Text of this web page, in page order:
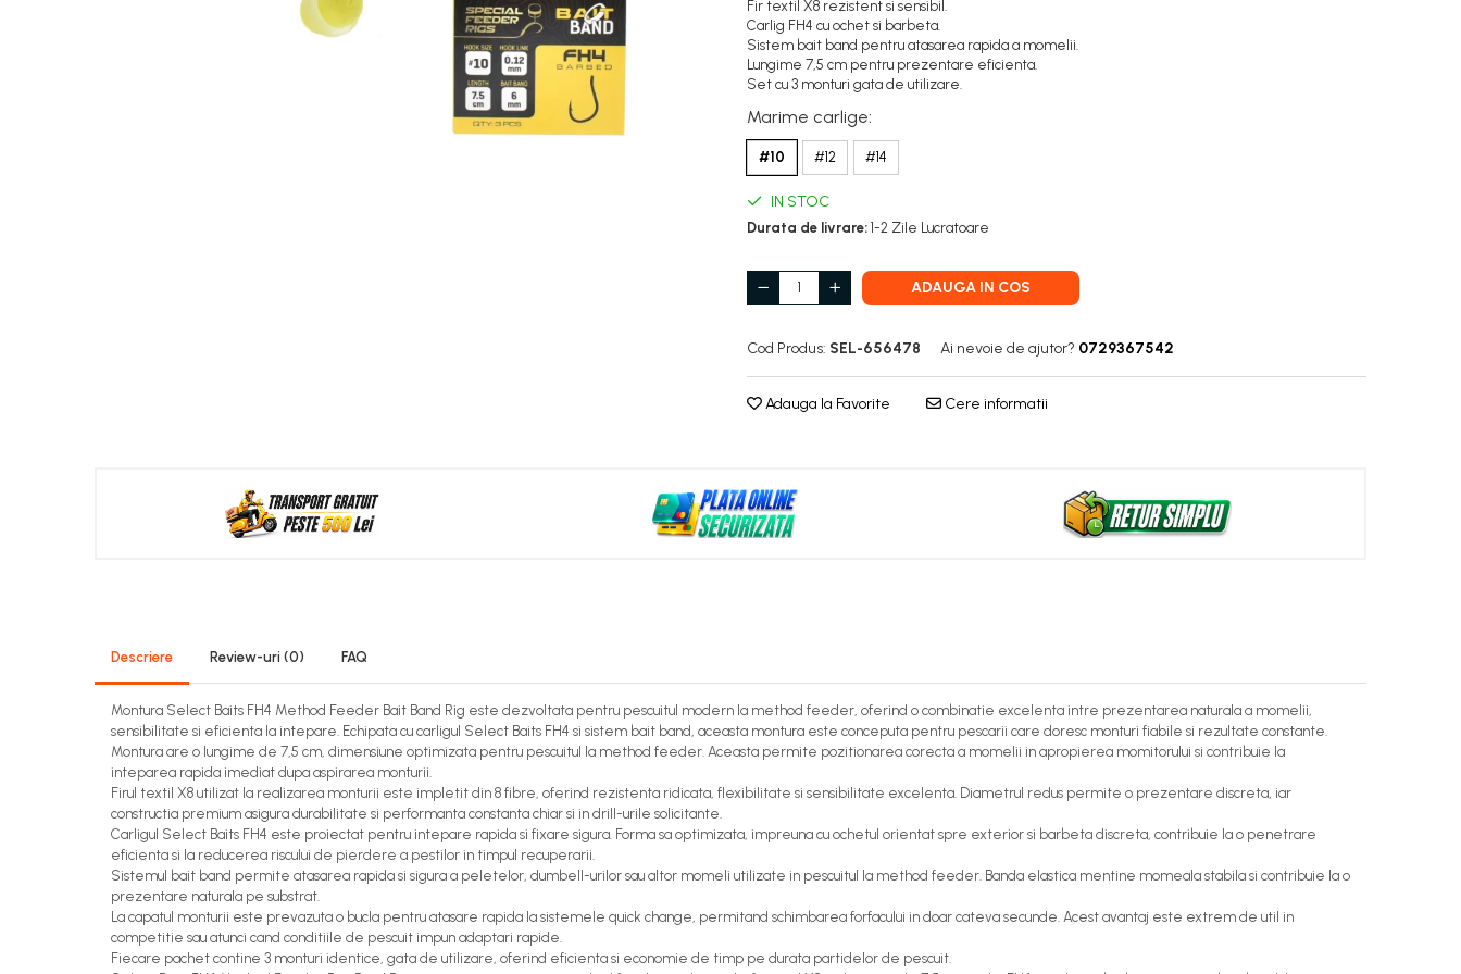
Fir textil X8 rezistent si sensibil.
Carlig FH4 cu ochet si barbeta.
Sistem bait band pentru atasarea rapida a momelii.
Lungime 7,5 cm pentru prezentare eficienta.
Set cu 3 monturi gata de utilizare.
Marime carlige:
#10 #12 #14
IN STOC
Durata de livrare: 1-2 Zile Lucratoare
ADAUGA IN COS
Cod Produs: SEL-656478 Ai nevoie de ajutor? 0729367542
Adauga la Favorite Cere informatii
Descriere Review-uri (0) FAQ
Montura Select Baits FH4 Method Feeder Bait Band Rig este dezvoltata pentru pescuitul modern la method feeder, oferind o combinatie excelenta intre prezentarea naturala a momelii,
sensibilitate si eficienta la intepare. Echipata cu carligul Select Baits FH4 si sistem bait band, aceasta montura este conceputa pentru pescarii care doresc monturi fiabile si rezultate constante.
Montura are o lungime de 7,5 cm, dimensiune optimizata pentru pescuitul la method feeder. Aceasta permite pozitionarea corecta a momelii in apropierea momitorului si contribuie la
inteparea rapida imediat dupa aspirarea monturii.
Firul textil X8 utilizat la realizarea monturii este impletit din 8 fibre, oferind rezistenta ridicata, flexibilitate si sensibilitate excelenta. Diametrul redus permite o prezentare discreta, iar
constructia premium asigura durabilitate si performanta constanta chiar si in drill-urile solicitante.
Carligul Select Baits FH4 este proiectat pentru intepare rapida si fixare sigura. Forma sa optimizata, impreuna cu ochetul orientat spre exterior si barbeta discreta, contribuie la o penetrare
eficienta si la reducerea riscului de pierdere a pestilor in timpul recuperarii.
Sistemul bait band permite atasarea rapida si sigura a peletelor, dumbell-urilor sau altor momeli utilizate in pescuitul la method feeder. Banda elastica mentine momeala stabila si contribuie la o
prezentare naturala pe substrat.
La capatul monturii este prevazuta o bucla pentru atasare rapida la sistemele quick change, permitand schimbarea forfacului in doar cateva secunde. Acest avantaj este extrem de util in
competitie sau atunci cand conditiile de pescuit impun adaptari rapide.
Fiecare pachet contine 3 monturi identice, gata de utilizare, oferind eficienta si economie de timp pe durata partidelor de pescuit.